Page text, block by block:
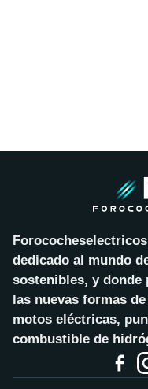
dedicado al mundo
sostenibles, y donde
las nuevas formas
motos eléctricas,
combustible de